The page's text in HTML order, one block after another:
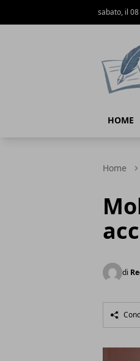
sabato, il
HOME
Home
di